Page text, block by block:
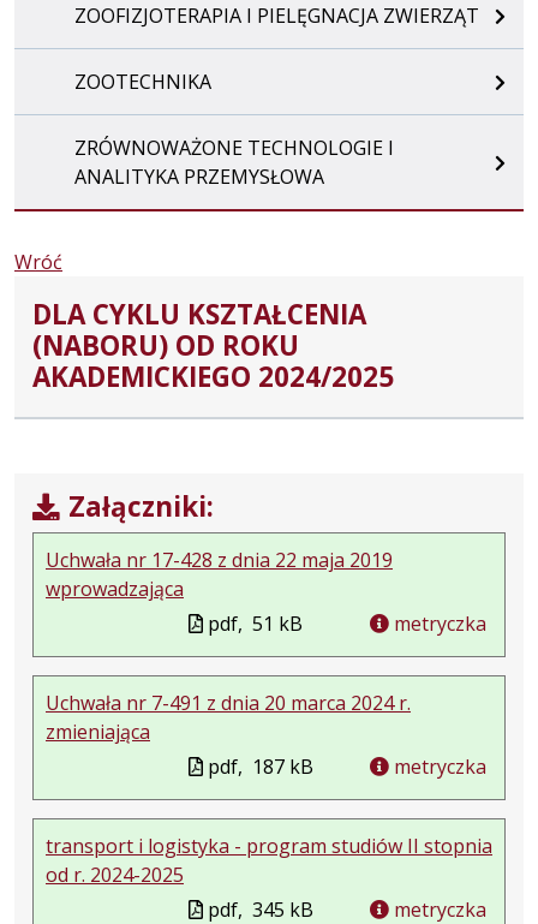
ZOOFIZJOTERAPIA I PIELĘGNACJA ZWIERZĄT
ZOOTECHNIKA
ZRÓWNOWAŻONE TECHNOLOGIE I
ANALITYKA PRZEMYSŁOWA
Wróć
DLA CYKLU KSZTAŁCENIA
(NABORU) OD ROKU
AKADEMICKIEGO 2024/2025
Załączniki:
Uchwała nr 17-428 z dnia 22 maja 2019
wprowadzająca
pdf, 51 kB metryczka
Uchwała nr 7-491 z dnia 20 marca 2024 r.
zmieniająca
pdf, 187 kB metryczka
transport i logistyka - program studiów II stopnia
od r. 2024-2025
pdf, 345 kB metryczka